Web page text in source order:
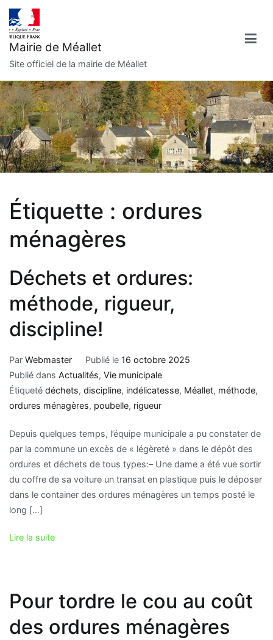
Aller
contenu
Mairie de Méallet
Site officiel de la mairie de Méallet
Étiquette : ordures
ménagères
Déchets et ordures:
méthode, rigueur,
discipline!
Par Webmaster Publié le 16 octobre 2025
Publié dans Actualités, Vie municipale
Étiqueté déchets, discipline, indélicatesse, Méallet, méthode,
ordures ménagères, poubelle, rigueur
Depuis quelques temps, l’équipe municipale a pu constater de
par la commune un excès de « légèreté » dans le dépôt des
ordures et déchets de tous types:– Une dame a été vue sortir
du coffre de sa voiture un transat en plastique puis le déposer
dans le container des ordures ménagères un temps posté le
long […]
Lire la suite
Pour tordre le cou au coût
des ordures ménagères